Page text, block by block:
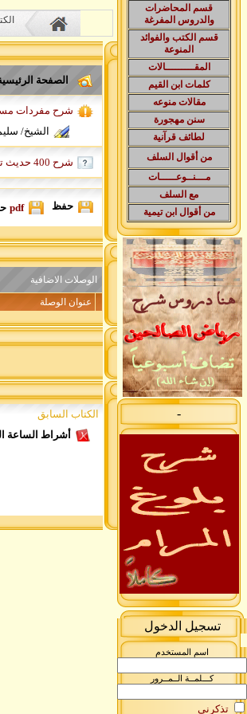
قسم المحاضرات
والدروس المفرغة
قسم الكتب والفوائد
المنوعة
المقـــــــــالات
كلمات ابن القيم
مقالات منوعه
سنن مهجورة
لطائف قرآنية
من أقوال السلف
مـــنــوعـــــات
مع السلف
من أقوال ابن تيمية
-
تسجيل الدخول
اسم المستخدم
كـــلمــة الــمــرور
تذكرني
الصفحة
شرح مفردات مسلم 400 حديث تم جمعها في
الشيخ/
شرح 400 حديث تم جمعها في ملف واحد
حفظ pdf
الوصلات الاضافية
عنوان الوصلة
الكتاب السابق
أشراط الساعة